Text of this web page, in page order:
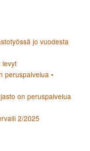
jo vuodesta
levyt
peruspalvelua •
on peruspalvelua
2/2025